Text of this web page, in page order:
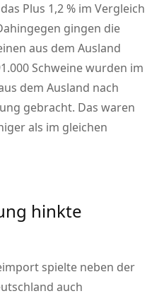
Plus 1,2 % im Vergleich
gingen die
aus dem Ausland
Schweine wurden im
dem Ausland nach
gebracht. Das waren
als im gleichen
hinkte
spielte neben der
auch